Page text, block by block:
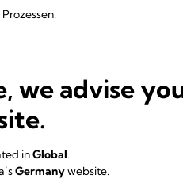
zur Verbesserung haben,
we advise
inGlobal.
Germanywebsite.